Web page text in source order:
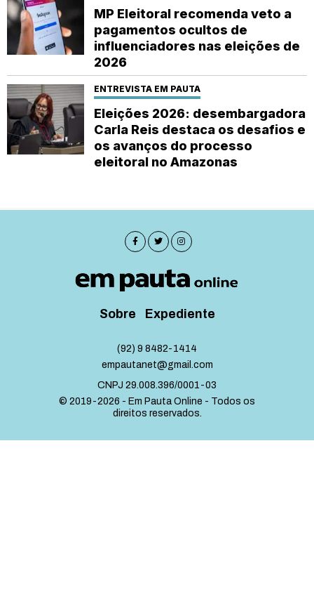
MP Eleitoral recomenda veto a
pagamentos ocultos de
influenciadores nas eleições de
2026
ENTREVISTA EM PAUTA
Eleições 2026: desembargadora
Carla Reis destaca os desafios e
os avanços do processo
eleitoral no Amazonas
Sobre Expediente
(92) 9 8482-1414
empautanet@gmail.com
CNPJ 29.008.396/0001-03
© 2019-2026 - Em Pauta Online - Todos os
direitos reservados.